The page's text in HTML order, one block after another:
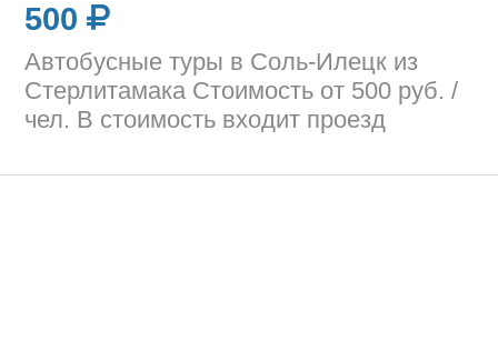
500
Автобусные туры в Соль-Илецк из
Стерлитамака Стоимость от 500 руб. /
чел. В стоимость входит проезд